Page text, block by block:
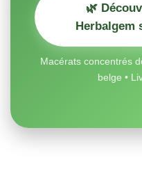
🌿
Herbalgem
Macérats concentrés
belge •